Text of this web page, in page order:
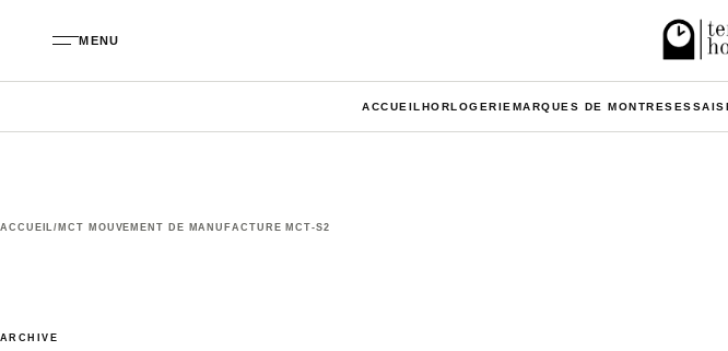
MENU
ACCUEIL HORLOGERIE MARQUES DE MONTRESESSAIS
ACCUEIL/ MCT MOUVEMENT DE MANUFACTURE MCT-S2
ARCHIVE